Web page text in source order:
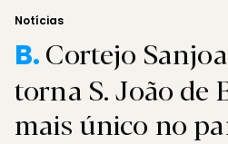
Notícias
B.Cortejo
torna S. João de
mais único no